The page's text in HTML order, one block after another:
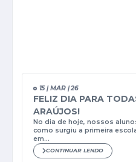
15 | MAR | 26
FELIZ DIA PARA
ARAÚJOS!
No dia de hoje, nossos
como surgiu a primeira escola do Brasil.
em...
CONTINUAR LENDO